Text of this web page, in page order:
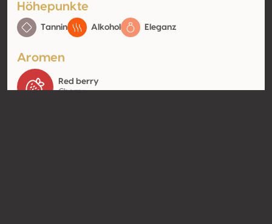
Höhepunkte
Tannin Alkohol Eleganz
Aromen
Red berry
Cherry